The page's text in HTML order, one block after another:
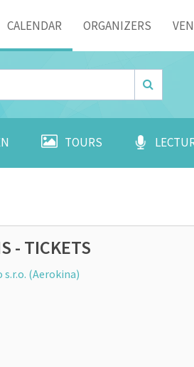
Menu
CALENDAR ORGANIZERS
TOURS
- TICKETS
s.r.o. (Aerokina)